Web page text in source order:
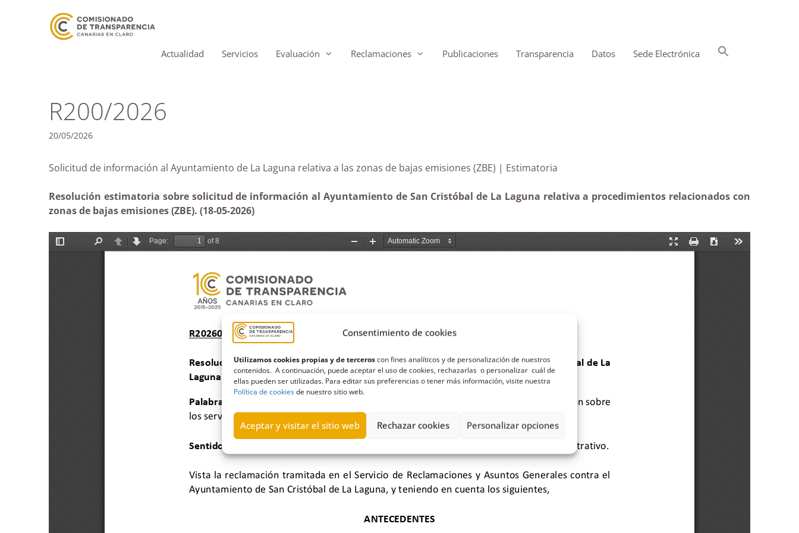
Consentimiento de cookies
Utilizamos cookies propias y de terceroscon fines analíticos y de personalización de nuestros
contenidos. A continuación, puede aceptar el uso de cookies, rechazarlas o personalizar cuál de
ellas pueden ser utilizadas. Para editar sus preferencias o tener más información, visite nuestra
Política de cookiesde nuestro sitio web.
Aceptar y visitar el sitio web Rechazar cookies Personalizar opciones
Actualidad Servicios Evaluación Reclamaciones Publicaciones Transparencia Datos Sede Electrónica
R200/2026
20/05/2026
Solicitud de información al Ayuntamiento de La Laguna relativa a las zonas de bajas emisiones (ZBE) | Estimatoria
Resolución estimatoria sobre solicitud de información al Ayuntamiento de San Cristóbal de La Laguna relativa a procedimientos relacionados con
zonas de bajas emisiones (ZBE). (18-05-2026)